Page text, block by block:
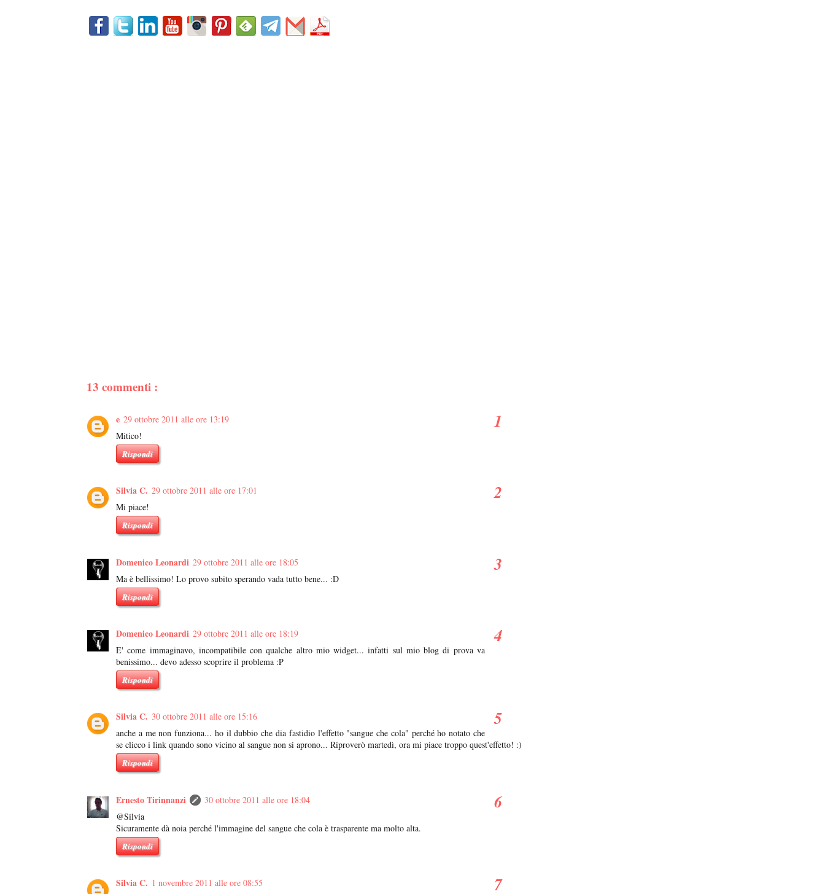
13 commenti :
e 29 ottobre 2011 alle ore 13:19
Mitico!
Rispondi
Silvia C. 29 ottobre 2011 alle ore 17:01
Mi piace!
Rispondi
Domenico Leonardi 29 ottobre 2011 alle ore 18:05
Ma è bellissimo! Lo provo subito sperando vada tutto bene... :D
Rispondi
Domenico Leonardi 29 ottobre 2011 alle ore 18:19
E' come immaginavo, incompatibile con qualche altro mio widget... infatti sul mio blog di prova va
benissimo... devo adesso scoprire il problema :P
Rispondi
Silvia C. 30 ottobre 2011 alle ore 15:16
anche a me non funziona... ho il dubbio che dia fastidio l'effetto "sangue che cola" perché ho notato che
se clicco i link quando sono vicino al sangue non si aprono... Riproverò martedì, ora mi piace troppo quest'effetto! :)
Rispondi
Ernesto Tirinnanzi
30 ottobre 2011 alle ore 18:04
@Silvia
Sicuramente dà noia perché l'immagine del sangue che cola è trasparente ma molto alta.
Rispondi
Silvia C. 1 novembre 2011 alle ore 08:55